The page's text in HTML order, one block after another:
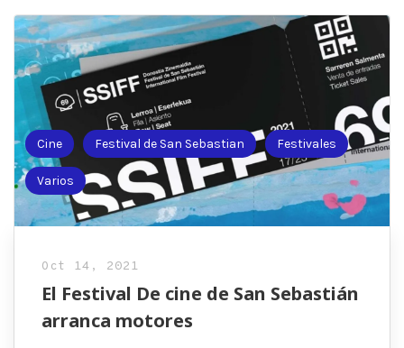
Cine Festival de San Sebastian Festivales
Varios
Oct 14, 2021
El Festival De cine de San Sebastián
arranca motores